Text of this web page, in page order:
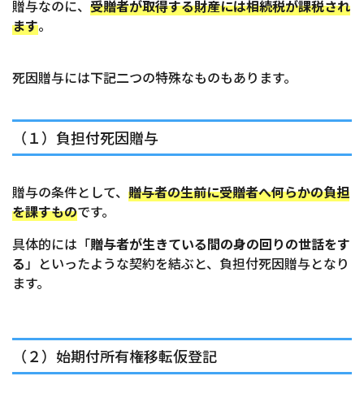
贈与なのに、 受贈者が取得する財産には相続税が課税され
ます。
死因贈与には下記二つの特殊なものもあります。
（１）負担付死因贈与
贈与の条件として、 贈与者の生前に受贈者へ何らかの負担
を課すものです。
具体的には「贈与者が生きている間の身の回りの世話をす
る」といったような契約を結ぶと、負担付死因贈与となり
ます。
（２）始期付所有権移転仮登記